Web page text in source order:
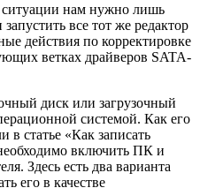
нам нужно лишь
все тот же редактор
действия по корректировке
ветках драйверов SATA-
диск или загрузочный
системой. Как его
в статье «Как записать
включить ПК и
Здесь есть два варианта
его в качестве